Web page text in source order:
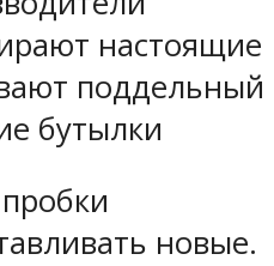
настоящие
поддельный
бутылки
новые.